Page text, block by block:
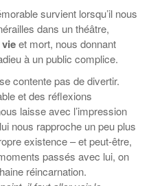
survient lorsqu’il nous
dans un théâtre,
vieet mort, nous donnant
à un public complice.
contente pas de divertir.
et des réflexions
laisse avec l’impression
nous rapproche un peu plus
existence – et peut-être,
passés avec lui, on
réincarnation.